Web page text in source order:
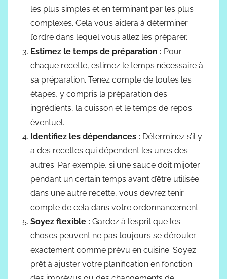
les plus simples et en terminant par les plus
complexes. Cela vous aidera à déterminer
l’ordre dans lequel vous allez les préparer.
Estimez le temps de préparation : Pour
chaque recette, estimez le temps nécessaire à
sa préparation. Tenez compte de toutes les
étapes, y compris la préparation des
ingrédients, la cuisson et le temps de repos
éventuel.
Identifiez les dépendances : Déterminez s’il y
a des recettes qui dépendent les unes des
autres. Par exemple, si une sauce doit mijoter
pendant un certain temps avant d’être utilisée
dans une autre recette, vous devrez tenir
compte de cela dans votre ordonnancement.
Soyez flexible : Gardez à l’esprit que les
choses peuvent ne pas toujours se dérouler
exactement comme prévu en cuisine. Soyez
prêt à ajuster votre planification en fonction